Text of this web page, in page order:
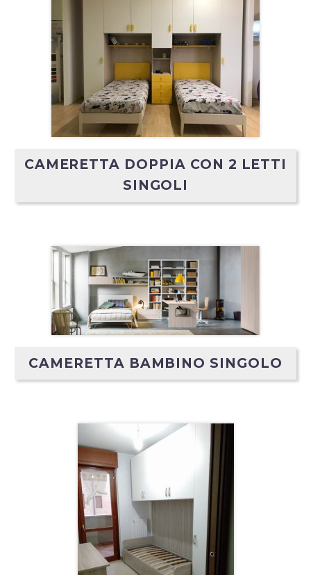
CAMERETTA DOPPIA CON 2 LETTI
SINGOLI
CAMERETTA BAMBINO SINGOLO